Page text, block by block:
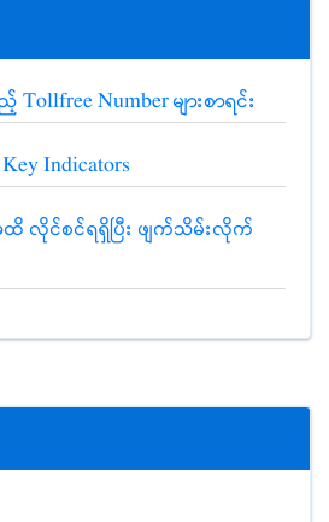
Number များစာရင်း
Indicators
ထိ လိုင်စင်ရရှိပြီး ဖျက်သိမ်းလိုက်